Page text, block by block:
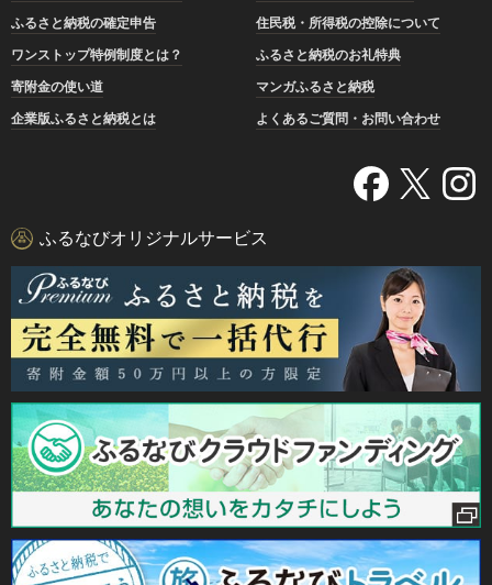
ふるさと納税の確定申告
住民税・所得税の控除について
ワンストップ特例制度とは？
ふるさと納税のお礼特典
寄附金の使い道
マンガふるさと納税
企業版ふるさと納税とは
よくあるご質問・お問い合わせ
ふるなびオリジナルサービス